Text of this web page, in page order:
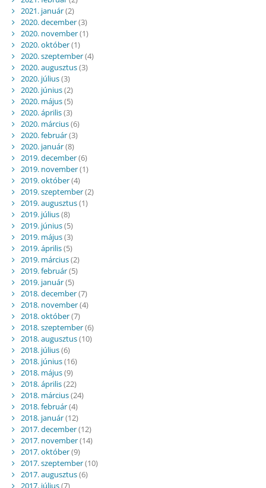
2021. január(2)
2020. december(3)
2020. november(1)
2020. október(1)
2020. szeptember(4)
2020. augusztus(3)
2020. július(3)
2020. június(2)
2020. május(5)
2020. április(3)
2020. március(6)
2020. február(3)
2020. január(8)
2019. december(6)
2019. november(1)
2019. október(4)
2019. szeptember(2)
2019. augusztus(1)
2019. július(8)
2019. június(5)
2019. május(3)
2019. április(5)
2019. március(2)
2019. február(5)
2019. január(5)
2018. december(7)
2018. november(4)
2018. október(7)
2018. szeptember(6)
2018. augusztus(10)
2018. július(6)
2018. június(16)
2018. május(9)
2018. április(22)
2018. március(24)
2018. február(4)
2018. január(12)
2017. december(12)
2017. november(14)
2017. október(9)
2017. szeptember(10)
2017. augusztus(6)
2017. július(7)